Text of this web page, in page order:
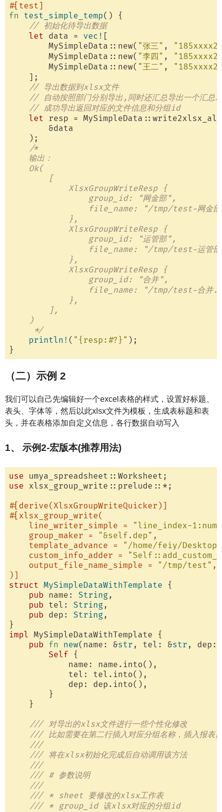
#[test]
fn test_simple_temp() {
// 初始化待导出数据
let data = vec! [
        MySimpleData::new(
"张三" ,
        MySimpleData::new(
"李四" ,
        MySimpleData::new(
"王二" ,
    ];
// 导出数据到xlsx文件
// 自动按照部门分别导出,同时还汇总导出一个汇总
// 成功导出返回对应的文件信息和分组id
let resp =
        &data
    );
/*
    输出：
    Ok(
        [
            XlsxGroupWriteResp {
                group_id: "网金部",
file_name: "/tmp/test-网金
            },
            XlsxGroupWriteResp {
                group_id: "运管部",
file_name: "/tmp/test-运管
            },
            XlsxGroupWriteResp {
                group_id: "合并",
file_name: "/tmp/test-合并
            },
        ],
    )
     */
println! ( "{resp:#?}" );
（二）示例 2
我们可以自己先编辑好一个excel表格的样式，设置好标题、
表头、字体等，然后以此xlsx文件为模板，生成表标题和表
头，并在表格添加自定义信息，各行数据自动写入
1、 示例2-宏版本(推荐用法)
use
use xlsx_group_write::prelude::*;
#[derive(XlsxGroupWriteQuicker)]
#[xlsx_group_write(
    line_writer_simple =
"line_index-
    group_maker =
"&self.dep" ,
    template_advance =
"/home/feiy/
    custom_info_adder =
    output_file_name_simple =
"/tmp/test" ,
)]
struct MySimpleDataWithTemplate {
pub name: String ,
pub tel: String ,
pub dep: String ,
impl MySimpleDataWithTemplate {
pub fn new(name: &str , tel: &str , dep:
Self {
            name: name.into(),
            tel: tel.into(),
            dep: dep.into(),
        }
    }
/// 对导出的xlsx文件进行一些个性化修改
/// 比如需要在第二行插入对应分组名称，插入报表
///
/// 将在xlsx初始化完成后自动调用该方法
///
/// # 参数说明
///
/// * sheet 要修改的xlsx工作表
/// * group_id 该xlsx对应的分组id